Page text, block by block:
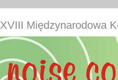
XVIII Międzynarodowa